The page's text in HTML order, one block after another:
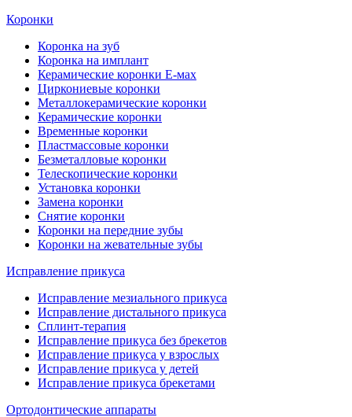
Коронки
Коронка на зуб
Коронка на имплант
Керамические коронки Е-мах
Циркониевые коронки
Металлокерамические коронки
Керамические коронки
Временные коронки
Пластмассовые коронки
Безметалловые коронки
Телескопические коронки
Установка коронки
Замена коронки
Снятие коронки
Коронки на передние зубы
Коронки на жевательные зубы
Исправление прикуса
Исправление мезиального прикуса
Исправление дистального прикуса
Сплинт-терапия
Исправление прикуса без брекетов
Исправление прикуса у взрослых
Исправление прикуса у детей
Исправление прикуса брекетами
Ортодонтические аппараты